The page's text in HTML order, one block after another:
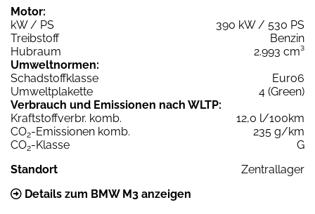
Motor:
kW / PS
390 kW / 530 PS
Treibstoff
Benzin
Hubraum
2.993 cm³
Umweltnormen:
Schadstoffklasse
Euro6
Umweltplakette
4 (Green)
Verbrauch und Emissionen nach WLTP:
Kraftstoffverbr. komb.
12,0 l/100km
CO2-Emissionen komb.
235 g/km
CO2-Klasse
G
Standort
Zentrallager
Details zum BMW M3 anzeigen